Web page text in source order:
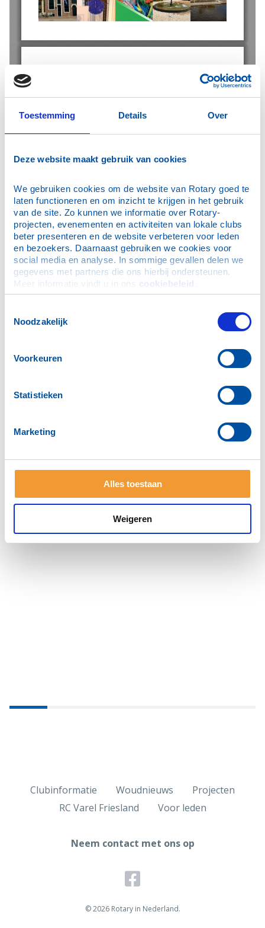
Toestemming Details Over
Deze website maakt gebruik van cookies
We gebruiken cookies om de website van Rotary goed te
laten functioneren en om inzicht te krijgen in het gebruik
van de site. Zo kunnen we informatie over Rotary-
projecten, evenementen en activiteiten van lokale clubs
beter presenteren en de website verbeteren voor leden
en bezoekers. Daarnaast gebruiken we cookies voor
social media en analyse. In sommige gevallen delen we
gegevens met partners die ons hierbij ondersteunen.
Meer informatie vindt u in ons cookiebeleid
Noodzakelijk
Voorkeuren
Statistieken
Marketing
Alles toestaan
Weigeren
Contactclub RC Varel Friesland
Clubinformatie Woudnieuws
Projecten
RC Varel Friesland
Voor leden
Neem contact met ons op
© 2026 Rotary in Nederland.